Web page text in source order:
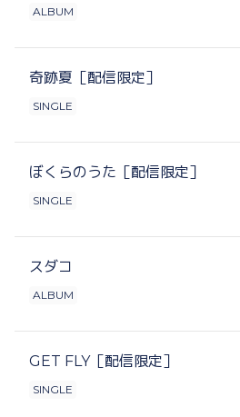
ALBUM
奇跡夏［配信限定］
SINGLE
ぼくらのうた［配信限定］
SINGLE
スダコ
ALBUM
GET FLY［配信限定］
SINGLE